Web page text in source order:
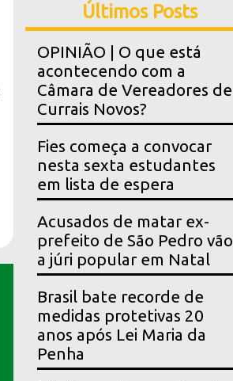
Últimos Posts
OPINIÃO | O que está
acontecendo com a
Câmara de Vereadores de
Currais Novos?
Fies começa a convocar
nesta sexta estudantes
em lista de espera
Acusados de matar ex-
prefeito de São Pedro vão
a júri popular em Natal
Brasil bate recorde de
medidas protetivas 20
anos após Lei Maria da
Penha